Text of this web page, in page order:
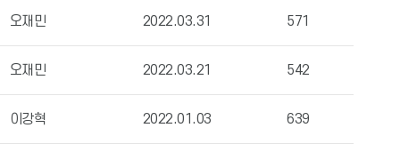
오재민 2022.03.31 571
오재민 2022.03.21 542
이강혁 2022.01.03 639